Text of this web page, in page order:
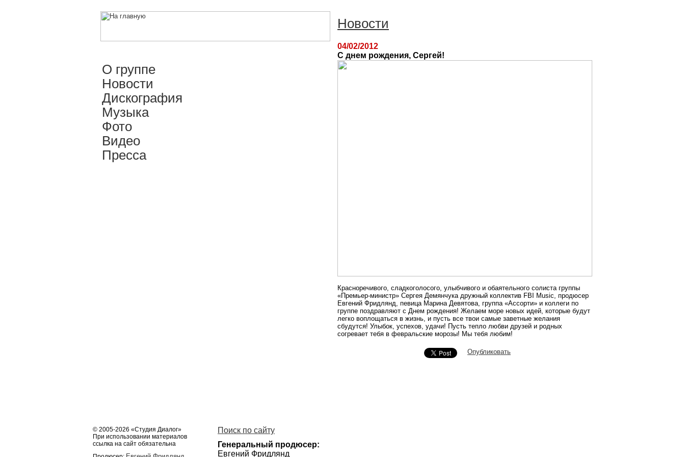
О группе
Новости
Дискография
Музыка
Фото
Видео
Пресса
© 2005-2026 «Студия Диалог»
При использовании материалов
ссылка на сайт обязательна
Поиск по сайту
Генеральный продюсер:
Евгений Фридлянд
Новости
04/02/2012
С днем рождения, Сергей!
Красноречивого, сладкоголосого, улыбчивого и обаятельного солиста группы
«Премьер-министр» Сергея Демянчука дружный коллектив FBI Music, продюсер
Евгений Фридлянд, певица Марина Девятова, группа «Ассорти» и коллеги по
группе поздравляют с Днем рождения! Желаем море новых идей, которые будут
легко воплощаться в жизнь, и пусть все твои самые заветные желания
сбудутся! Улыбок, успехов, удачи! Пусть тепло любви друзей и родных
согревает тебя в февральские морозы! Мы тебя любим!
Опубликовать